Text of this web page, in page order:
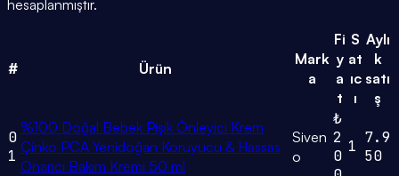
hesaplanmıştır.
# Ürün
Mark
a
Fi
y
a
t
S
at
ıc
ı
Aylı
k
satı
ş
0
1
%100 Doğal Bebek Pişik Önleyici Krem
Çinko PCA Yenidoğan Koruyucu & Hassas
Onarıcı Bakım Kremi 50 ml
Siven
o
₺
2
0
1 7.9
50